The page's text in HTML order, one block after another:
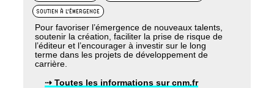
SOUTIEN À L'ÉMERGENCE
Pour favoriser l’émergence de nouveaux talents,
soutenir la création, faciliter la prise de risque de
l’éditeur et l’encourager à investir sur le long
terme dans les projets de développement de
carrière.
⇢ Toutes les informations sur cnm.fr